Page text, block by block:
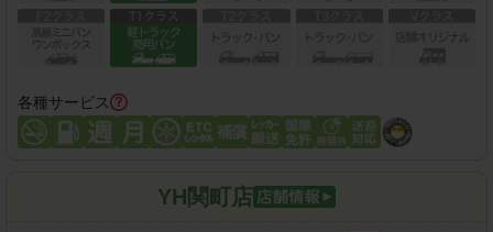
各種サービス
YH関町店